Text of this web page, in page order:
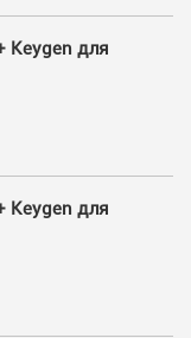
Keygen для
Keygen для